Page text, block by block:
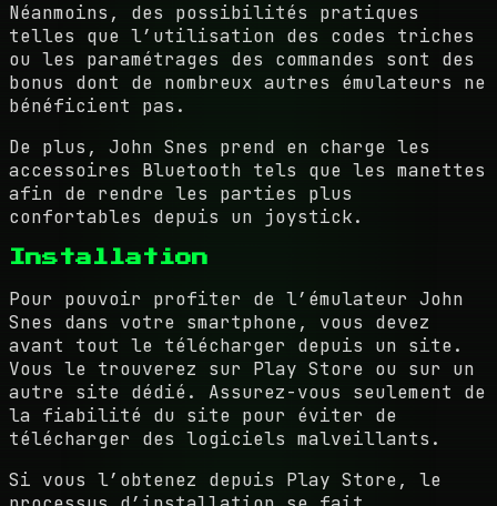
Néanmoins, des possibilités pratiques
telles que l’utilisation des codes triches
ou les paramétrages des commandes sont des
bonus dont de nombreux autres émulateurs ne
bénéficient pas.
De plus, John Snes prend en charge les
accessoires Bluetooth tels que les manettes
afin de rendre les parties plus
confortables depuis un joystick.
Installation
Pour pouvoir profiter de l’émulateur John
Snes dans votre smartphone, vous devez
avant tout le télécharger depuis un site.
Vous le trouverez sur Play Store ou sur un
autre site dédié. Assurez-vous seulement de
la fiabilité du site pour éviter de
télécharger des logiciels malveillants.
Si vous l’obtenez depuis Play Store, le